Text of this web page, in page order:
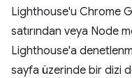
Lighthouse'u Chrome
satırından veya Node
Lighthouse'a
sayfa üzerinde bir dizi